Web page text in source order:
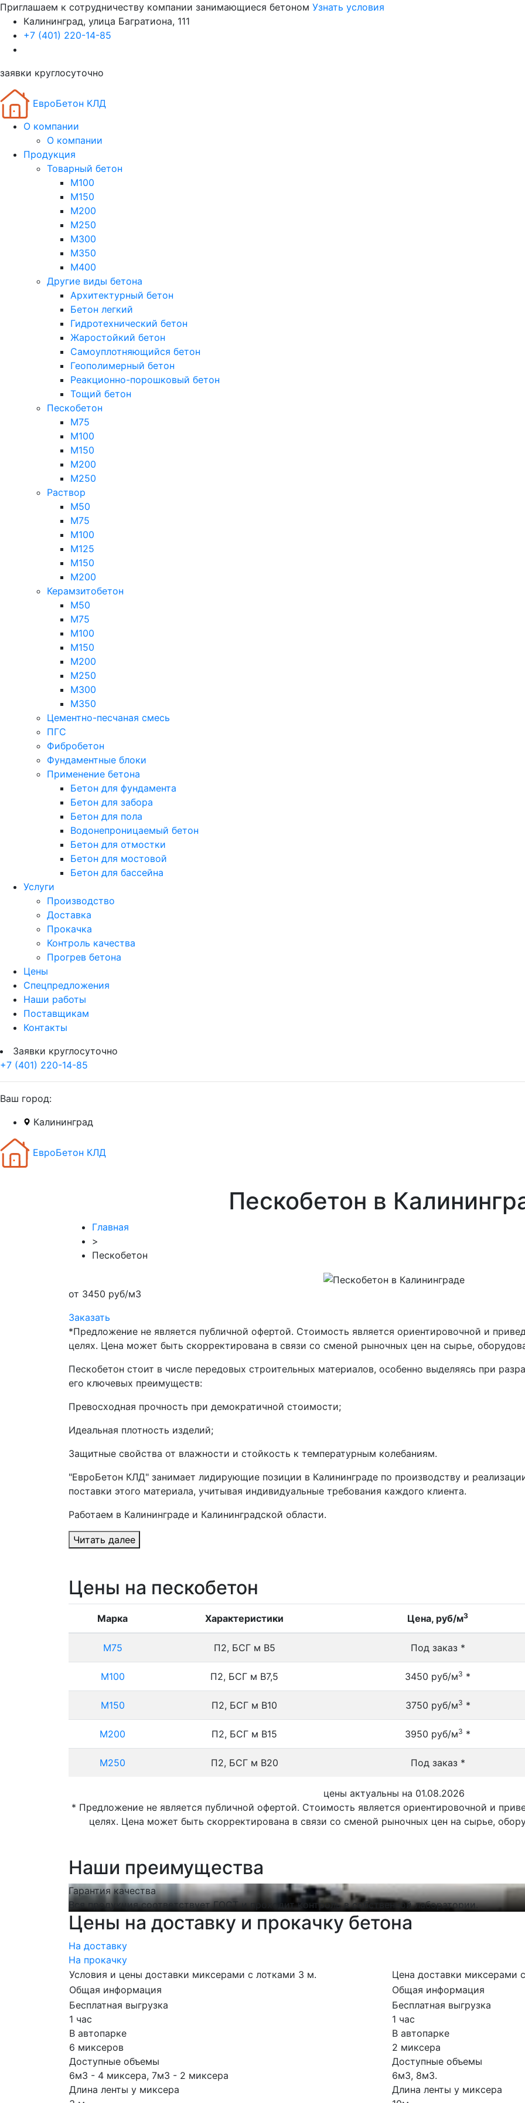
Приглашаем к сотрудничеству компании занимающиеся бетоном Узнать условия
Калининград, улица Багратиона, 111
+7 (401) 220-14-85
заявки круглосуточно
ЕвроБетон КЛД
О компании
О компании
Продукция
Товарный бетон
М100
М150
М200
М250
М300
М350
М400
Другие виды бетона
Архитектурный бетон
Бетон легкий
Гидротехнический бетон
Жаростойкий бетон
Самоуплотняющийся бетон
Геополимерный бетон
Реакционно-порошковый бетон
Тощий бетон
Пескобетон
М75
М100
М150
М200
М250
Раствор
М50
М75
М100
М125
М150
М200
Керамзитобетон
М50
М75
М100
М150
М200
М250
М300
М350
Цементно-песчаная смесь
ПГС
Фибробетон
Фундаментные блоки
Применение бетона
Бетон для фундамента
Бетон для забора
Бетон для пола
Водонепроницаемый бетон
Бетон для отмостки
Бетон для мостовой
Бетон для бассейна
Услуги
Производство
Доставка
Прокачка
Контроль качества
Прогрев бетона
Цены
Спецпредложения
Наши работы
Поставщикам
Контакты
Заявки круглосуточно
+7 (401) 220-14-85
Ваш город:
Калининград
ЕвроБетон КЛД
Пескобетон в
Главная
>
Пескобетон
от 3450 руб/м3
Заказать
*Предложение не является публичной офертой. Стоимость является ориентировочной и
целях. Цена может быть скорректирована в связи со сменой рыночных цен на сырье,
Пескобетон стоит в числе передовых строительных материалов, особенно выделяясь при
его ключевых преимуществ:
Превосходная прочность при демократичной стоимости;
Идеальная плотность изделий;
Защитные свойства от влажности и стойкость к температурным колебаниям.
"ЕвроБетон КЛД" занимает лидирующие позиции в Калининграде по производству и
поставки этого материала, учитывая индивидуальные требования каждого клиента.
Работаем в Калининграде и Калининградской области.
Читать далее
Цены на пескобетон
Марка Характеристики Цена, руб/м3
М75 П2, БСГ м В5 Под заказ *
М100 П2, БСГ м В7,5 3450 руб/м3 *
М150 П2, БСГ м В10 3750 руб/м3 *
М200 П2, БСГ м В15 3950 руб/м3 *
М250 П2, БСГ м В20 Под заказ *
цены актуальны на 01.08.2026
* Предложение не является публичной офертой. Стоимость является ориентировочной и
целях. Цена может быть скорректирована в связи со сменой рыночных цен на сырье,
Наши преимущества
Гарантия качества
Вся продукция соответствует ГОСТ и проходит контроль в собственной лаборатории.
Цены на доставку и прокачку бетона
На доставку
На прокачку
Условия и цены доставки миксерами с лотками 3 м.
Цена доставки миксерами
Общая информация
Общая информация
Бесплатная выгрузка
1 час
В автопарке
6 миксеров
Доступные объемы
6м3 - 4 миксера, 7м3 - 2 миксера
Длина ленты у миксера
Бесплатная выгрузка
1 час
В автопарке
2 миксера
Доступные объемы
6м3, 8м3.
Длина ленты у миксера